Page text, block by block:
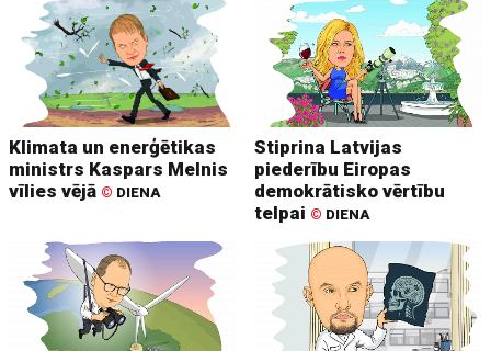
Klimata un enerģētikas
ministrs Kaspars Melnis
vīlies vējā © DIENA
Stiprina Latvijas
piederību Eiropas
demokrātisko vērtību
telpai © DIENA